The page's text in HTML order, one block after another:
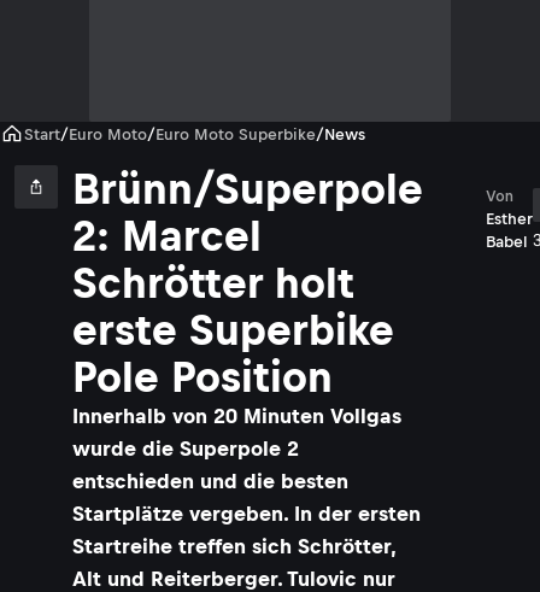
Start/Euro Moto/Euro Moto Superbike/News
Brünn/Superpole
2: Marcel
Schrötter holt
erste Superbike
Pole Position
Innerhalb von 20 Minuten Vollgas
wurde die Superpole 2
entschieden und die besten
Startplätze vergeben. In der ersten
Startreihe treffen sich Schrötter,
Alt und Reiterberger. Tulovic nur
Esther
Babel
Von